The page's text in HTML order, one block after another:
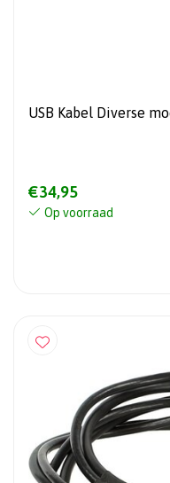
USB Kabel Diverse
€34,95
Op voorraad